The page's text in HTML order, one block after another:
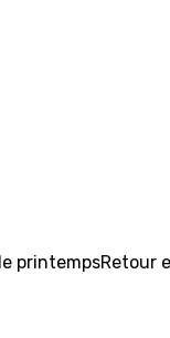
printempsRetour